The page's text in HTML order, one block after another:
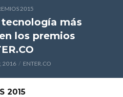
2015
más
los premios
2016 ENTER.CO
2015